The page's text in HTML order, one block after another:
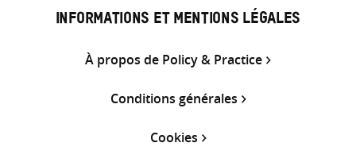
INFORMATIONS ET MENTIONS LÉGALES
À propos de Policy & Practice
Conditions générales
Cookies